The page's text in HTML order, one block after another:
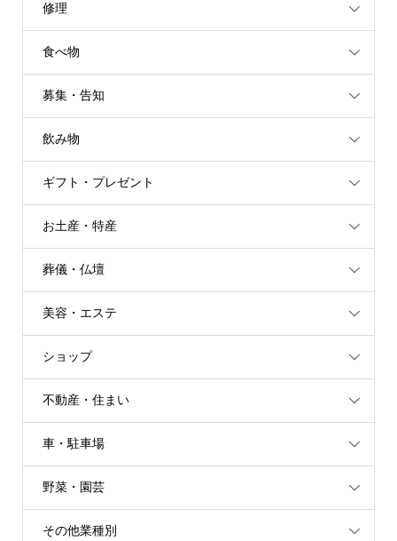
修理
食べ物
募集・告知
飲み物
ギフト・プレゼント
お土産・特産
葬儀・仏壇
美容・エステ
ショップ
不動産・住まい
車・駐車場
野菜・園芸
その他業種別